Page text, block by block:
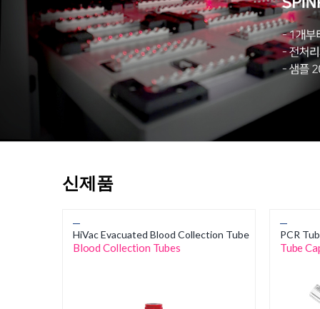
신제품
HiVac Evacuated Blood Collection Tube
Blood Collection Tubes
PCR
Tube